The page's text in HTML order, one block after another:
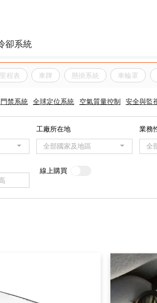
里程表 車牌 懸掛系統 車輪罩
門禁系統 全球定位系統 空氣質量控制 安全與監
工廠所在地
全部國家及地區
業務
全
線上購買